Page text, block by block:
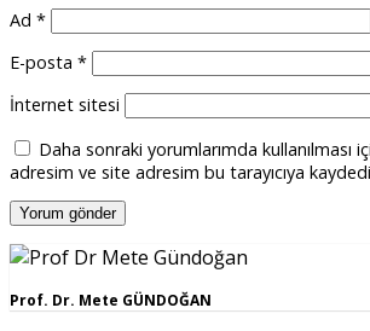
Ad *
E-posta *
İnternet sitesi
Daha sonraki yorumlarımda kullanılması
adresim ve site adresim bu tarayıcıya
Prof. Dr. Mete GÜNDOĞAN